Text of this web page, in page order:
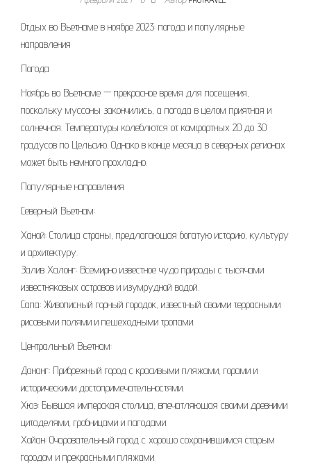
Отдых во Вьетнаме в ноябре 2023: погода и популярные
направления
Погода
Ноябрь во Вьетнаме — прекрасное время для посещения,
поскольку муссоны закончились, а погода в целом приятная и
солнечная. Температуры колеблются от комфортных 20 до 30
градусов по Цельсию. Однако в конце месяца в северных регионах
может быть немного прохладно.
Популярные направления
Северный Вьетнам:
Ханой: Столица страны, предлагающая богатую историю, культуру
и архитектуру.
Залив Халонг: Всемирно известное чудо природы с тысячами
известняковых островов и изумрудной водой.
Сапа: Живописный горный городок, известный своими террасными
рисовыми полями и пешеходными тропами.
Центральный Вьетнам:
Дананг: Прибрежный город с красивыми пляжами, горами и
историческими достопримечательностями.
Хюэ: Бывшая имперская столица, впечатляющая своими древними
цитаделями, гробницами и пагодами.
Хойан: Очаровательный город с хорошо сохранившимся старым
городом и прекрасными пляжами.